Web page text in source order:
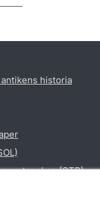
historia
(CTR)